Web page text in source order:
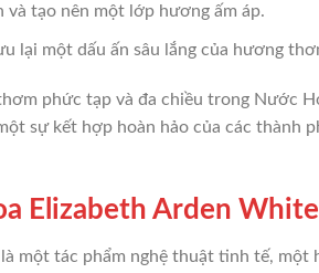
và tạo nên một lớp hương ấm áp.
lại một dấu ấn sâu lắng của hương
phức tạp và đa chiều trong Nước
sự kết hợp hoàn hảo của các thành
Elizabeth Arden White
một tác phẩm nghệ thuật tinh tế,